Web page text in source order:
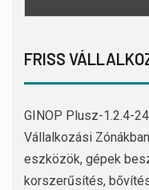
FRISS
GINOP Plusz-1.2.4-
Vállalkozási
eszközök, gépek
korszerűsítés,